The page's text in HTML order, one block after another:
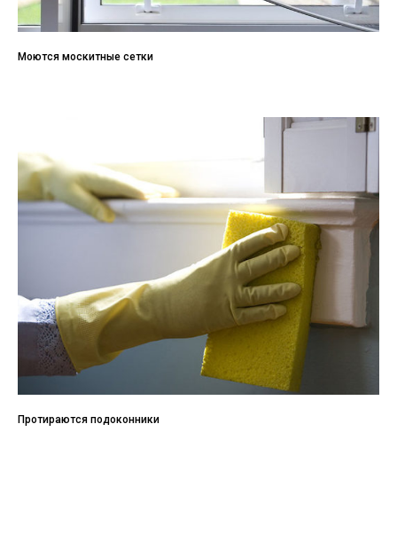
Моются москитные сетки
Протираются подоконники